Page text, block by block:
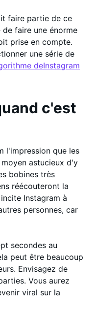
faire partie de ce
de faire une énorme
prise en compte.
une série de
deInstagram
c'est
l'impression que les
astucieux d'y
bobines très
réécouteront la
Instagram à
personnes, car
secondes au
peut être beaucoup
Envisagez de
Vous aurez
viral sur la